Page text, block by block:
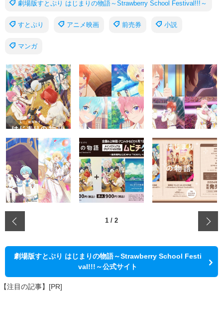
劇場版すとぷり はじまりの物語～Strawberry School Festival!!!～
すとぷり アニメ映画 前売券 小説
マンガ
1 / 2
劇場版すとぷり はじまりの物語～Strawberry School Festi
val!!!～公式サイト
【注目の記事】[PR]